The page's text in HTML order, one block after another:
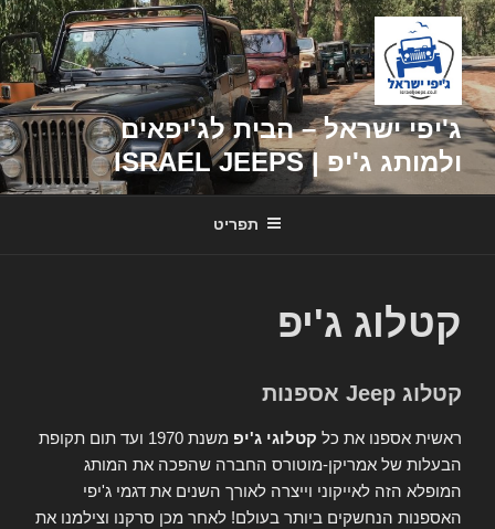
דילוג
לתוכן
ג'יפי ישראל – הבית לג'יפאים
ולמותג ג'יפ | ISRAEL JEEPS
תפריט
קטלוג ג'יפ
קטלוג Jeep אספנות
ראשית אספנו את כל קטלוגי ג'יפ
משנת 1970 ועד תום תקופת
הבעלות של אמריקן-מוטורס החברה שהפכה את המותג
המופלא הזה לאייקוני וייצרה לאורך השנים את דגמי ג'יפי
האספנות הנחשקים ביותר בעולם! לאחר מכן סרקנו וצילמנו את